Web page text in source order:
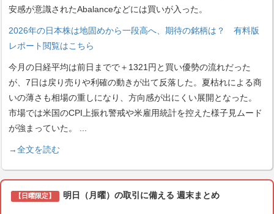
安感が意識されたAbalanceなどには買いが入った。
2026年の日本株は地固めから一段高へ、期待の銘柄は？ 有料版
レポート閲覧はこちら
今月の日経平均は前日までで＋1321円と買い優勢の流れだった
が、7日は戻り売りや利確の動きが出て反落した。夏枯れによる商
いの薄さも相場の重しになり、方向感が出にくい展開となった。
市場では米国のCPI上振れ警戒や米雇用統計を控えた様子見ムード
が強まっていた。
...
→全文を読む
【日曜限定】 明日（月曜）の取引に備える 週末まとめ